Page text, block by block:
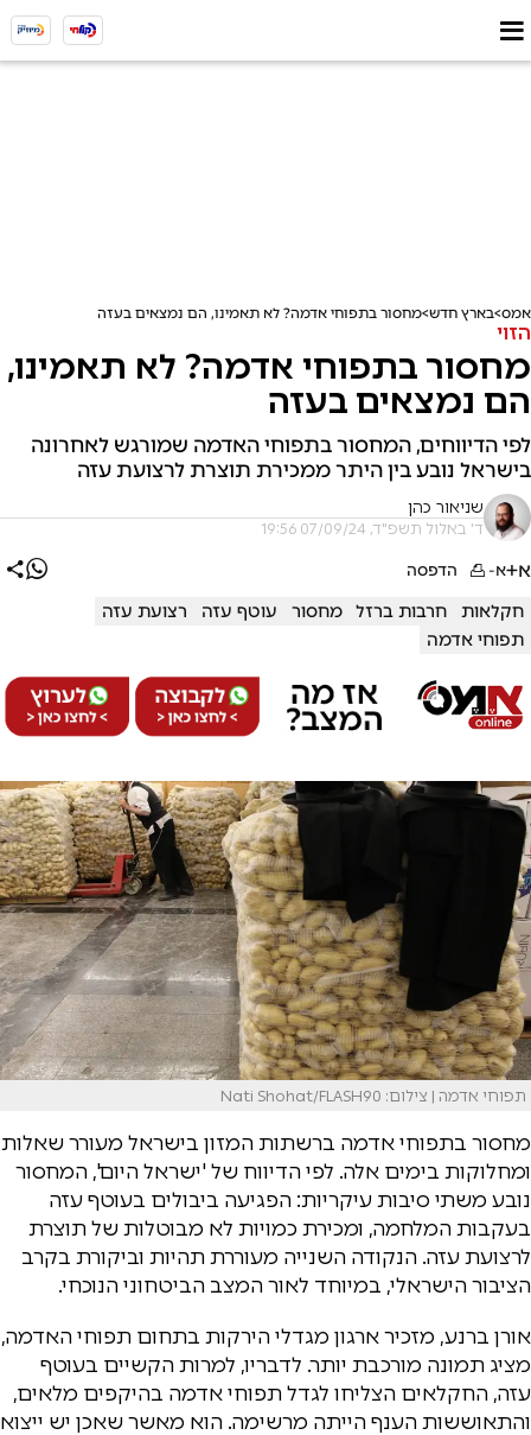
אמס בארץ חדש מחסור בתפוחי אדמה? לא תאמינו, הם נמצאים בעזה
הזוי
מחסור בתפוחי אדמה? לא תאמינו,
הם נמצאים בעזה
לפי הדיווחים, המחסור בתפוחי האדמה שמורגש לאחרונה
בישראל נובע בין היתר ממכירת תוצרת לרצועת עזה
שניאור כהן
ד' באלול תשפ"ד, 07/09/24 19:56
א+א- הדפסה
חקלאות חרבות ברזל מחסור עוטף עזה
רצועת עזה
תפוחי אדמה
תפוחי אדמה | צילום: Nati Shohat/FLASH90
מחסור בתפוחי אדמה ברשתות המזון בישראל מעורר שאלות
ומחלוקות בימים אלה. לפי הדיווח של 'ישראל היום', המחסור
נובע משתי סיבות עיקריות: הפגיעה ביבולים בעוטף עזה
בעקבות המלחמה, ומכירת כמויות לא מבוטלות של תוצרת
לרצועת עזה. הנקודה השנייה מעוררת תהיות וביקורת בקרב
הציבור הישראלי, במיוחד לאור המצב הביטחוני הנוכחי.
אורן ברנע, מזכיר ארגון מגדלי הירקות בתחום תפוחי האדמה,
מציג תמונה מורכבת יותר. לדבריו, למרות הקשיים בעוטף
עזה, החקלאים הצליחו לגדל תפוחי אדמה בהיקפים מלאים,
והתאוששות הענף הייתה מרשימה. הוא מאשר שאכן יש ייצוא